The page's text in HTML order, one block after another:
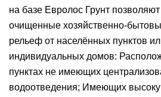
на базе Евролос Грунт
очищенные хозяйственно-
рельеф от населённых пунктов
индивидуальных домов:
пунктах не имеющих
водоотведения; Имеющих